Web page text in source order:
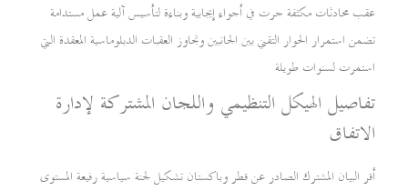
عقب محادثات مكثفة جرت في أجواء إيجابية وبناءة لتأسيس آلية عمل مستدامة
تضمن استمرار الحوار التقني بين الجانبين وتجاوز العقبات الدبلوماسية المعقدة التي
استمرت لسنوات طويلة
تفاصيل الهيكل التنظيمي واللجان المشتركة لإدارة
الاتفاق
أقر البيان المشترك الصادر عن قطر وباكستان تشكيل لجنة سياسية رفيعة المستوى